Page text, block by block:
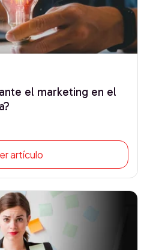
el marketing en el
artículo